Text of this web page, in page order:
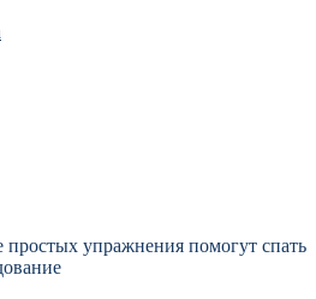
простых упражнения помогут спать